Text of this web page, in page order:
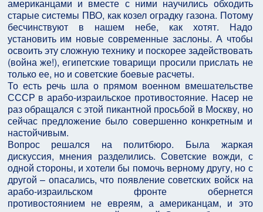
американцами и вместе с ними научились обходить
старые системы ПВО, как козел оградку газона. Потому
бесчинствуют в нашем небе, как хотят. Надо
установить им новые современные заслоны. А чтобы
освоить эту сложную технику и поскорее задействовать
(война же!), египетские товарищи просили прислать не
только ее, но и советские боевые расчеты.
То есть речь шла о прямом военном вмешательстве
СССР в арабо-израильское противостояние. Насер не
раз обращался с этой пикантной просьбой в Москву, но
сейчас предложение было совершенно конкретным и
настойчивым.
Вопрос решался на политбюро. Была жаркая
дискуссия, мнения разделились. Советские вожди, с
одной стороны, и хотели бы помочь верному другу, но с
другой – опасались, что появление советских войск на
арабо-израильском фронте обернется
противостоянием не евреям, а американцам, и это